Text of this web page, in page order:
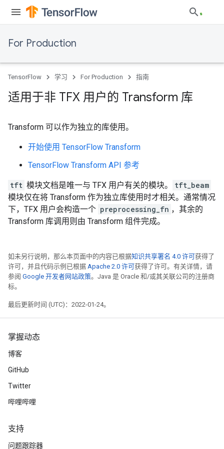
For Production
TensorFlow 学习 For Production 指南
适用于非 TFX 用户的 Transform 库
Transform 可以作为独立的库使用。
开始使用 TensorFlow Transform
TensorFlow Transform API 参考
tft 模块文档是唯一与 TFX 用户有关的模块。
tft_beam
模块仅在将 Transform 作为独立库使用时才相关。通常情况
下，TFX 用户会构造一个 preprocessing_fn ，其余的
Transform 库调用则由 Transform 组件完成。
如未另行说明，那么本页面中的内容已根据知识共享署名 4.0 许可获得了
许可，并且代码示例已根据 Apache 2.0 许可获得了许可。有关详情，请
参阅 Google 开发者网站政策。Java 是 Oracle 和/或其关联公司的注册商
标。
最后更新时间 (UTC)：2022-01-24。
掌握动态
博客
GitHub
Twitter
哔哩哔哩
支持
问题跟踪器